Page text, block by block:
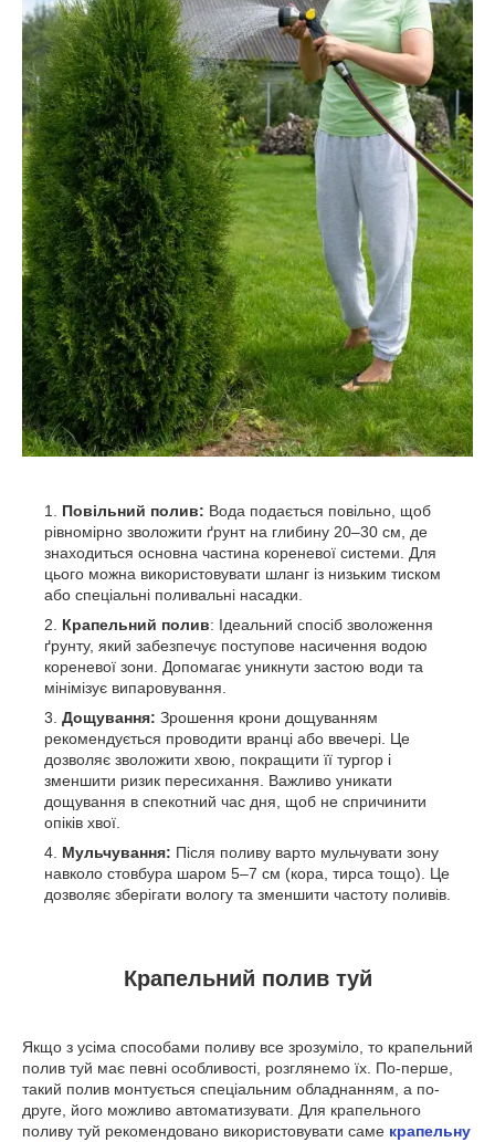
Повільний полив: Вода подається повільно, щоб
рівномірно зволожити ґрунт на глибину 20–30 см, де
знаходиться основна частина кореневої системи. Для
цього можна використовувати шланг із низьким тиском
або спеціальні поливальні насадки.
Крапельний полив: Ідеальний спосіб зволоження
ґрунту, який забезпечує поступове насичення водою
кореневої зони. Допомагає уникнути застою води та
мінімізує випаровування.
Дощування: Зрошення крони дощуванням
рекомендується проводити вранці або ввечері. Це
дозволяє зволожити хвою, покращити її тургор і
зменшити ризик пересихання. Важливо уникати
дощування в спекотний час дня, щоб не спричинити
опіків хвої.
Мульчування: Після поливу варто мульчувати зону
навколо стовбура шаром 5–7 см (кора, тирса тощо). Це
дозволяє зберігати вологу та зменшити частоту поливів.
Крапельний полив туй
Якщо з усіма способами поливу все зрозуміло, то крапельний
полив туй має певні особливості, розглянемо їх. По-перше,
такий полив монтується спеціальним обладнанням, а по-
друге, його можливо автоматизувати. Для крапельного
поливу туй рекомендовано використовувати саме крапельну